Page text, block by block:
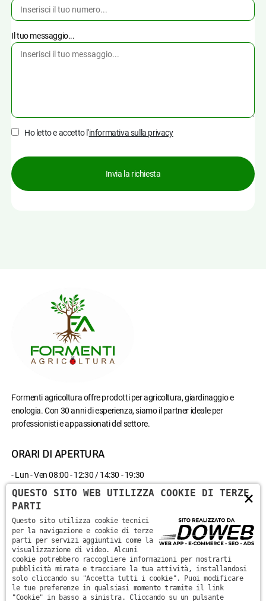
Il tuo messaggio...
Ho letto e accetto l'informativa sulla privacy
Invia la richiesta
Formenti agricoltura offre prodotti per agricoltura, giardinaggio e
enologia. Con 30 anni di esperienza, siamo il partner ideale per
professionisti e appassionati del settore.
ORARI DI APERTURA
- Lun - Ven 08:00 - 12:30 / 14:30 - 19:30
- Sab 08:00 - 12:30
- Domenica chiuso
CONTATTACI
Via Monte Santa Viola, 13 - 37142 - Marzana, Verona
+39 045 870 0582
×
QUESTO SITO WEB UTILIZZA COOKIE DI TERZE
PARTI
Questo sito utilizza cookie tecnici
per la navigazione e cookie di terze
parti per servizi aggiuntivi come la
visualizzazione di video. Alcuni
cookie potrebbero raccogliere informazioni per mostrarti
pubblicità mirata e tracciare la tua attività, installandosi
solo cliccando su "Accetta tutti i cookie". Puoi modificare
le tue preferenze in qualsiasi momento tramite il link
"Cookie" in basso a sinistra. Cliccando su un pulsante